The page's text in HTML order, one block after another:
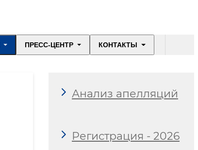
ПРЕСС-ЦЕНТР КОНТАКТЫ
Анализ апелляций
Регистрация - 2026